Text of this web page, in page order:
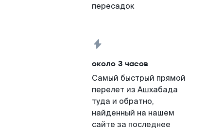
пересадок
около 3 часов
Самый быстрый прямой
перелет из Ашхабада
туда и обратно,
найденный на нашем
сайте за последнее